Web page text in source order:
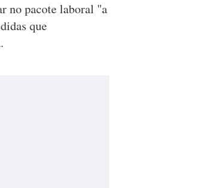
no pacote laboral "a
que